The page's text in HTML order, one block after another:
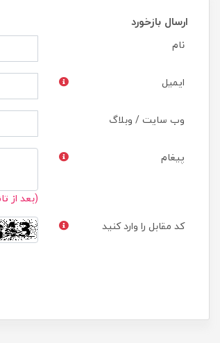
ارسال بازخورد
نام
ایمیل
وب سایت / وبلاگ
پیغام
(بعد از
کد مقابل را وارد کنید